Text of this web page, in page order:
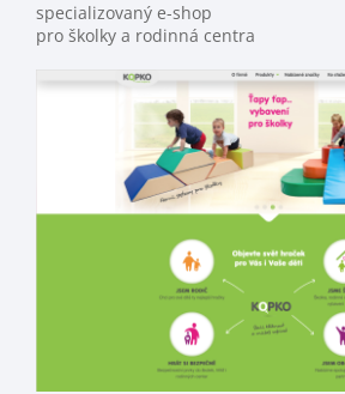
specializovaný e-shop
pro školky a rodinná centra